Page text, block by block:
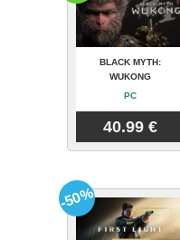
BLACK MYTH:
WUKONG
PC
40.99 €
-50%